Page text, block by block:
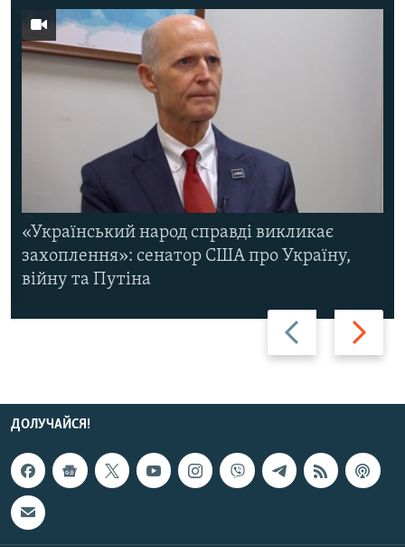
Назад Вперед
«Український народ справді викликає
захоплення»: сенатор США про Україну,
війну та Путіна
ДОЛУЧАЙСЯ!